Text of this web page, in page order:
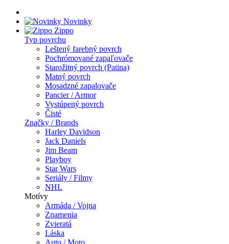
Novinky
Zippo
Typ povrchu
Leštený farebný povrch
Pochrómované zapaľovače
Starožitný povrch (Patina)
Matný povrch
Mosadzné zapalovače
Pancier / Armor
Vystúpený povrch
Čisté
Značky / Brands
Harley Davidson
Jack Daniels
Jim Beam
Playboy
Star Wars
Seriály / Filmy
NHL
Motívy
Armáda / Vojna
Znamenia
Zvieratá
Láska
Auto / Moto